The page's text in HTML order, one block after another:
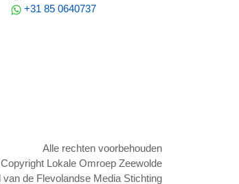
+31 85 0640737
Alle rechten voorbehouden
Lokale Omroep Zeewolde
van de Flevolandse Media Stichting